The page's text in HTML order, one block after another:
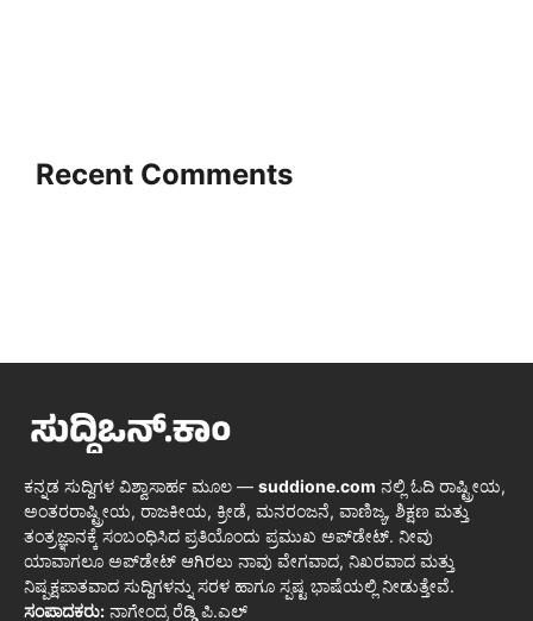
Recent Comments
ಕನ್ನಡ ಸುದ್ದಿಗಳ ವಿಶ್ವಾಸಾರ್ಹ ಮೂಲ — suddione.com ನಲ್ಲಿ ಓದಿ ರಾಷ್ಟ್ರೀಯ,
ಅಂತರರಾಷ್ಟ್ರೀಯ, ರಾಜಕೀಯ, ಕ್ರೀಡೆ, ಮನರಂಜನೆ, ವಾಣಿಜ್ಯ, ಶಿಕ್ಷಣ ಮತ್ತು
ತಂತ್ರಜ್ಞಾನಕ್ಕೆ ಸಂಬಂಧಿಸಿದ ಪ್ರತಿಯೊಂದು ಪ್ರಮುಖ ಅಪ್‌ಡೇಟ್. ನೀವು
ಯಾವಾಗಲೂ ಅಪ್‌ಡೇಟ್ ಆಗಿರಲು ನಾವು ವೇಗವಾದ, ನಿಖರವಾದ ಮತ್ತು
ನಿಷ್ಪಕ್ಷಪಾತವಾದ ಸುದ್ದಿಗಳನ್ನು ಸರಳ ಹಾಗೂ ಸ್ಪಷ್ಟ ಭಾಷೆಯಲ್ಲಿ ನೀಡುತ್ತೇವೆ.
ಸಂಪಾದಕರು: ನಾಗೇಂದ್ರ ರೆಡ್ಡಿ ಪಿ.ಎಲ್